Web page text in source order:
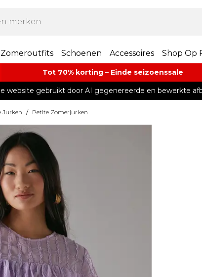
Zomeroutfits Schoenen Accessoires Shop Op
Tot 70% korting – Einde seizoenssale
website gebruikt door AI gegenereerde en bewerkte
Jurken / Petite Zomerjurken